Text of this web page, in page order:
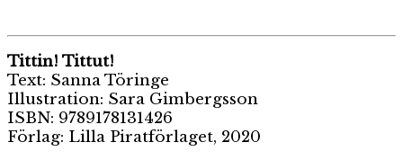
Tittin! Tittut!
Text: Sanna Töringe
Illustration: Sara Gimbergsson
ISBN: 9789178131426
Förlag: Lilla Piratförlaget, 2020